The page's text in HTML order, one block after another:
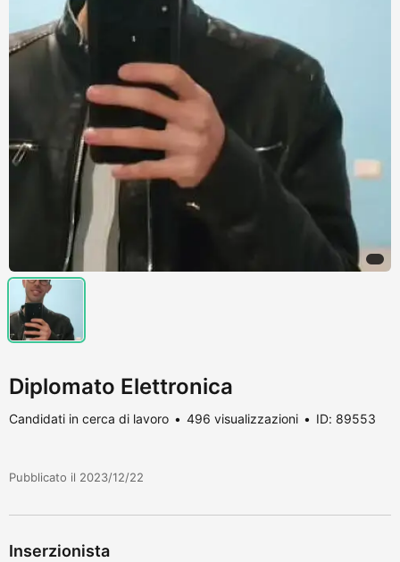
Diplomato Elettronica
Candidati in cerca di lavoro 496 visualizzazioni ID: 89553
Pubblicato il 2023/12/22
Inserzionista